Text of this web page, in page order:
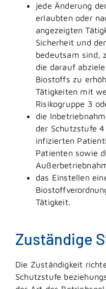
jede Änderung
erlaubten oder
angezeigten
Sicherheit und
bedeutsam sind,
die darauf
Biostoffs zu
Tätigkeiten mit
Risikogruppe 3
die
der Schutzstufe
infizierten
Patienten sowie
das Einstellen
Tätigkeit.
Zuständige
Die Zuständigkeit
Schutzstufe